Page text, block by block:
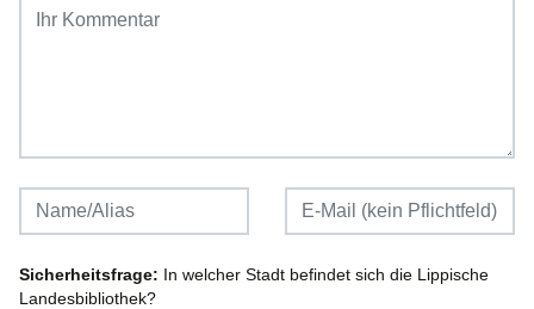
Sicherheitsfrage: In welcher Stadt befindet sich die Lippische
Landesbibliothek?